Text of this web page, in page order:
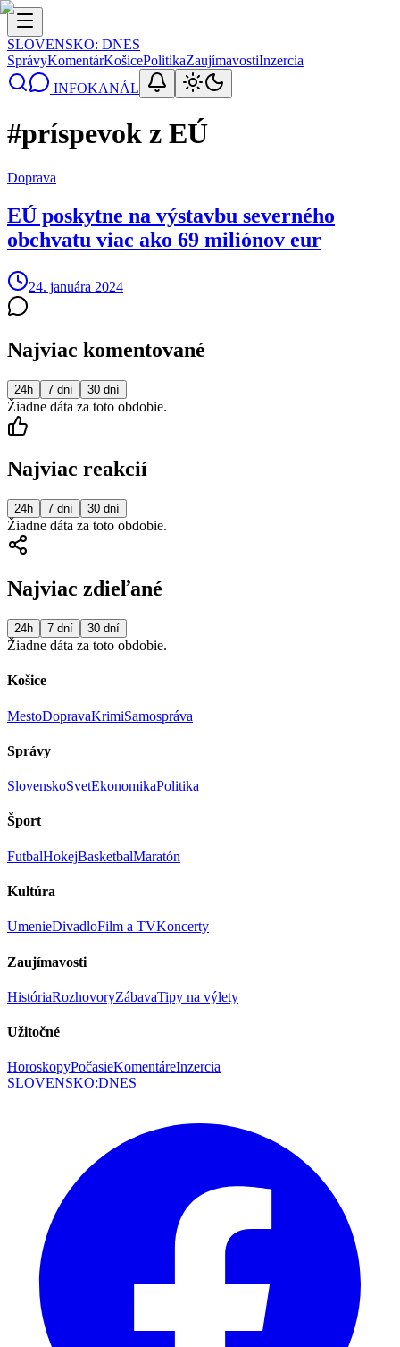
SLOVENSKO: DNES
SprávyKomentárKošicePolitikaZaujímavostiInzercia
INFOKANÁL
#príspevok z EÚ
Doprava
EÚ poskytne na výstavbu severného
obchvatu viac ako 69 miliónov eur
24. januára 2024
Najviac komentované
24h 7 dní 30 dní
Žiadne dáta za toto obdobie.
Najviac reakcií
24h 7 dní 30 dní
Žiadne dáta za toto obdobie.
Najviac zdieľané
24h 7 dní 30 dní
Žiadne dáta za toto obdobie.
Košice
MestoDopravaKrimiSamospráva
Správy
SlovenskoSvetEkonomikaPolitika
Šport
FutbalHokejBasketbalMaratón
Kultúra
UmenieDivadloFilm a TVKoncerty
Zaujímavosti
HistóriaRozhovoryZábavaTipy na výlety
Užitočné
HoroskopyPočasieKomentáreInzercia
SLOVENSKO:DNES